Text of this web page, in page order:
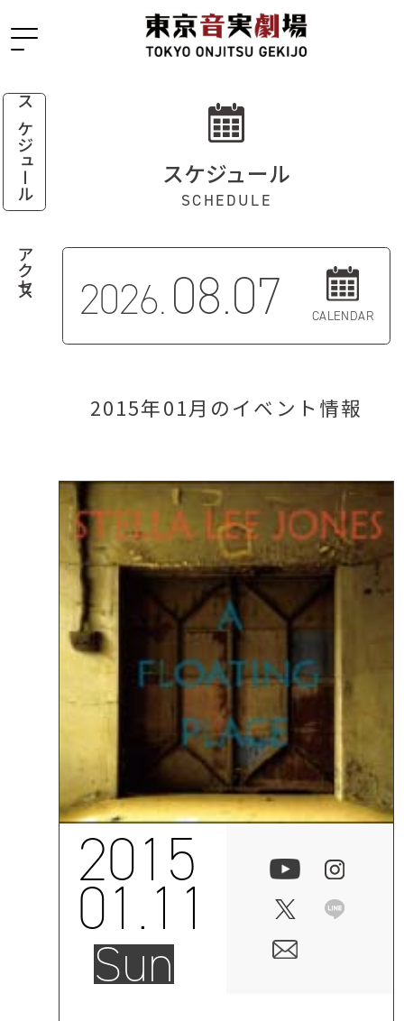
スケジュール
アクセス
スケジュール
SCHEDULE
2026.08.07 CALENDAR
2015年01月のイベント情報
2015
01.11
Sun